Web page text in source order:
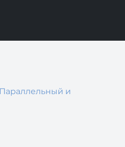
Параллельный и